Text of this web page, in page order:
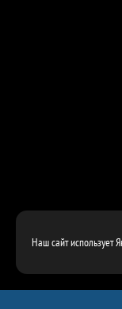
Наш сайт использует